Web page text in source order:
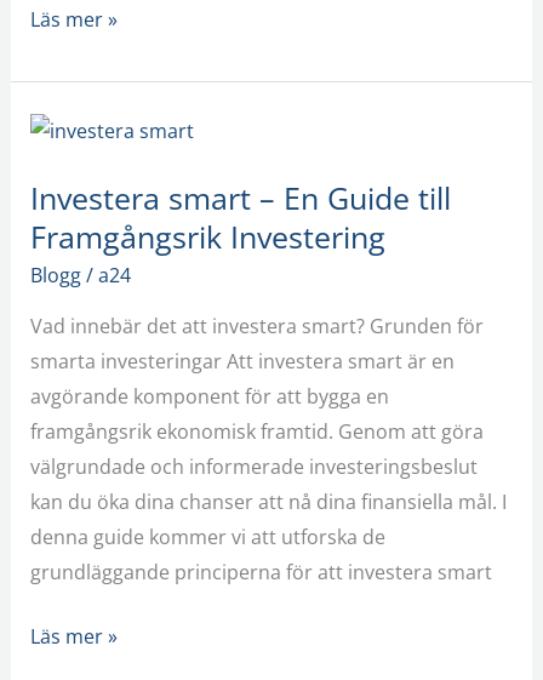
Läs mer »
Investera smart – En Guide till
Framgångsrik Investering
Blogg/a24
Vad innebär det att investera smart? Grunden för
smarta investeringar Att investera smart är en
avgörande komponent för att bygga en
framgångsrik ekonomisk framtid. Genom att göra
välgrundade och informerade investeringsbeslut
kan du öka dina chanser att nå dina finansiella mål. I
denna guide kommer vi att utforska de
grundläggande principerna för att investera smart
Investera
En
Guide
Framgångsrik
Investering
Läs mer »